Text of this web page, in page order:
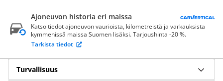
Ajoneuvon historia eri maissa
Katso tiedot ajoneuvon vaurioista, kilometreistä ja varkauksista
kymmenissä maissa Suomen lisäksi. Tarjoushinta -20 %.
Tarkista tiedot
Turvallisuus